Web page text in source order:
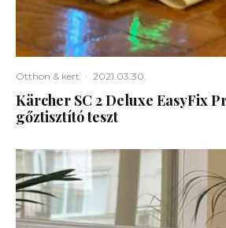
Otthon & kert · 2021.03.30.
Kärcher SC 2 Deluxe EasyFix
gőztisztító teszt